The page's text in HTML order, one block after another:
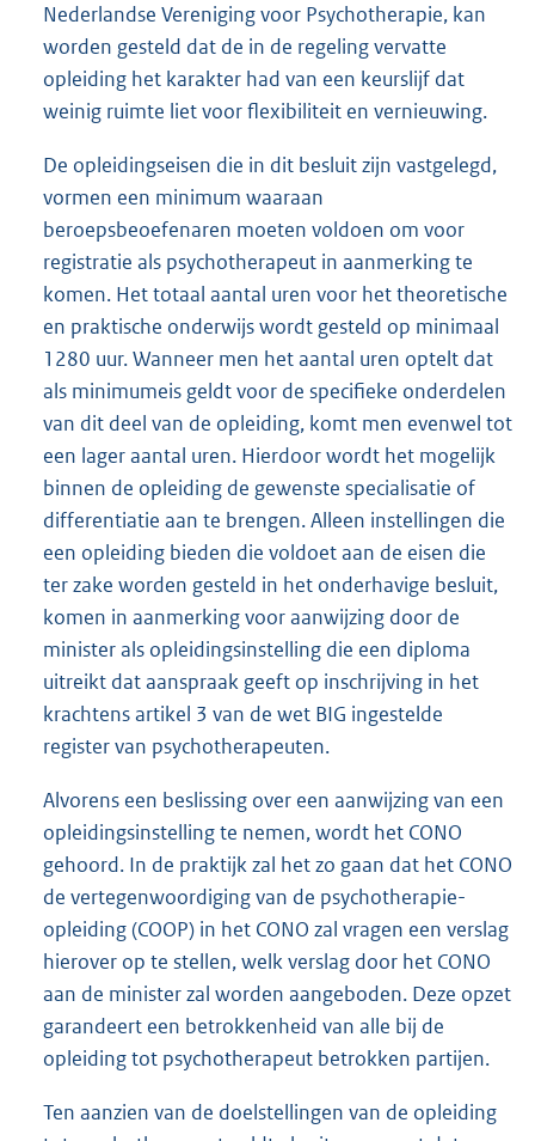
Nederlandse Vereniging voor Psychotherapie, kan
worden gesteld dat de in de regeling vervatte
opleiding het karakter had van een keurslijf dat
weinig ruimte liet voor flexibiliteit en vernieuwing.
De opleidingseisen die in dit besluit zijn vastgelegd,
vormen een minimum waaraan
beroepsbeoefenaren moeten voldoen om voor
registratie als psychotherapeut in aanmerking te
komen. Het totaal aantal uren voor het theoretische
en praktische onderwijs wordt gesteld op minimaal
1280 uur. Wanneer men het aantal uren optelt dat
als minimumeis geldt voor de specifieke onderdelen
van dit deel van de opleiding, komt men evenwel tot
een lager aantal uren. Hierdoor wordt het mogelijk
binnen de opleiding de gewenste specialisatie of
differentiatie aan te brengen. Alleen instellingen die
een opleiding bieden die voldoet aan de eisen die
ter zake worden gesteld in het onderhavige besluit,
komen in aanmerking voor aanwijzing door de
minister als opleidingsinstelling die een diploma
uitreikt dat aanspraak geeft op inschrijving in het
krachtens artikel 3 van de wet BIG ingestelde
register van psychotherapeuten.
Alvorens een beslissing over een aanwijzing van een
opleidingsinstelling te nemen, wordt het CONO
gehoord. In de praktijk zal het zo gaan dat het CONO
de vertegenwoordiging van de psychotherapie-
opleiding (COOP) in het CONO zal vragen een verslag
hierover op te stellen, welk verslag door het CONO
aan de minister zal worden aangeboden. Deze opzet
garandeert een betrokkenheid van alle bij de
opleiding tot psychotherapeut betrokken partijen.
Ten aanzien van de doelstellingen van de opleiding